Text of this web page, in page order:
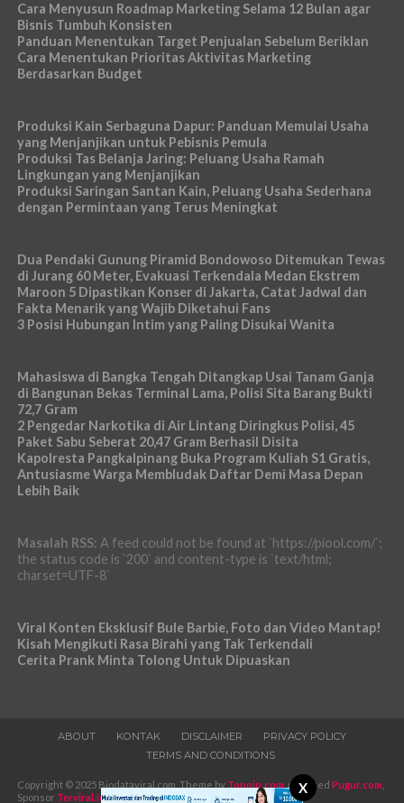
X
Cara Menyusun Roadmap Marketing Selama 12 Bulan agar
Bisnis Tumbuh Konsisten
Panduan Menentukan Target Penjualan Sebelum Beriklan
Cara Menentukan Prioritas Aktivitas Marketing
Berdasarkan Budget
Produksi Kain Serbaguna Dapur: Panduan Memulai Usaha
yang Menjanjikan untuk Pebisnis Pemula
Produksi Tas Belanja Jaring: Peluang Usaha Ramah
Lingkungan yang Menjanjikan
Produksi Saringan Santan Kain, Peluang Usaha Sederhana
dengan Permintaan yang Terus Meningkat
Dua Pendaki Gunung Piramid Bondowoso Ditemukan Tewas
di Jurang 60 Meter, Evakuasi Terkendala Medan Ekstrem
Maroon 5 Dipastikan Konser di Jakarta, Catat Jadwal dan
Fakta Menarik yang Wajib Diketahui Fans
3 Posisi Hubungan Intim yang Paling Disukai Wanita
Mahasiswa di Bangka Tengah Ditangkap Usai Tanam Ganja
di Bangunan Bekas Terminal Lama, Polisi Sita Barang Bukti
72,7 Gram
2 Pengedar Narkotika di Air Lintang Diringkus Polisi, 45
Paket Sabu Seberat 20,47 Gram Berhasil Disita
Kapolresta Pangkalpinang Buka Program Kuliah S1 Gratis,
Antusiasme Warga Membludak Daftar Demi Masa Depan
Lebih Baik
Masalah RSS: A feed could not be found at `https://piool.com/`;
the status code is `200` and content-type is `text/html;
charset=UTF-8`
Viral Konten Eksklusif Bule Barbie, Foto dan Video Mantap!
Kisah Mengikuti Rasa Birahi yang Tak Terkendali
Cerita Prank Minta Tolong Untuk Dipuaskan
ABOUT KONTAK DISCLAIMER
PRIVACY POLICY
TERMS AND CONDITIONS
Copyright © 2025 Biodataviral.com. Theme by Topoin.com , powered Pugur.com
Sponsor Terviral.id-Iklans.com.